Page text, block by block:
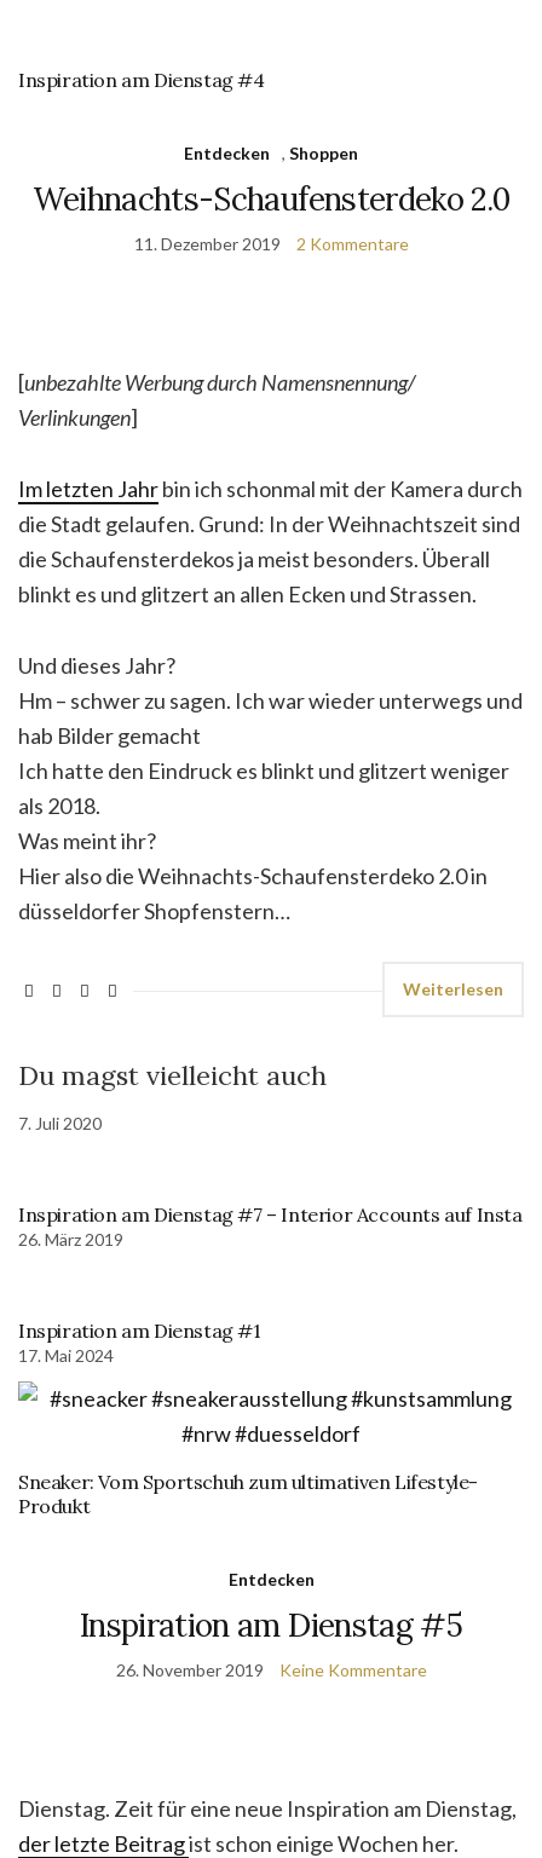
Inspiration am Dienstag #4
Entdecken , Shoppen
Weihnachts-Schaufensterdeko 2.0
11. Dezember 2019 2 Kommentare
[unbezahlte Werbung durch Namensnennung/
Verlinkungen]
Im letzten Jahrbin ich schonmal mit der Kamera durch
die Stadt gelaufen. Grund: In der Weihnachtszeit sind
die Schaufensterdekos ja meist besonders. Überall
blinkt es und glitzert an allen Ecken und Strassen.
Und dieses Jahr?
Hm – schwer zu sagen. Ich war wieder unterwegs und
hab Bilder gemacht
Ich hatte den Eindruck es blinkt und glitzert weniger
als 2018.
Was meint ihr?
Hier also die Weihnachts-Schaufensterdeko 2.0 in
düsseldorfer Shopfenstern…
Weiterlesen
Du magst vielleicht auch
7. Juli 2020
Inspiration am Dienstag #7 – Interior Accounts auf Insta
26. März 2019
Inspiration am Dienstag #1
17. Mai 2024
Sneaker: Vom Sportschuh zum ultimativen Lifestyle-
Produkt
Entdecken
Inspiration am Dienstag #5
26. November 2019 Keine Kommentare
Dienstag. Zeit für eine neue Inspiration am Dienstag,
der letzte Beitragist schon einige Wochen her.